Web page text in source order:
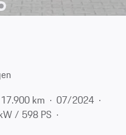
17.900 km
07/2024
/ 598 PS